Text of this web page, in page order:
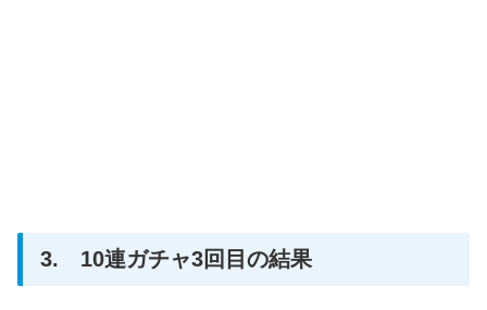
3. 10連ガチャ3回目の結果